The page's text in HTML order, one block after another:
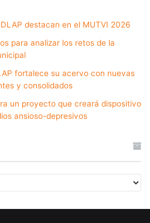
destacan en el MUTVI 2026
para analizar los retos de la
fortalece su acervo con nuevas
y consolidados
un proyecto que creará dispositivo
ansioso-depresivos